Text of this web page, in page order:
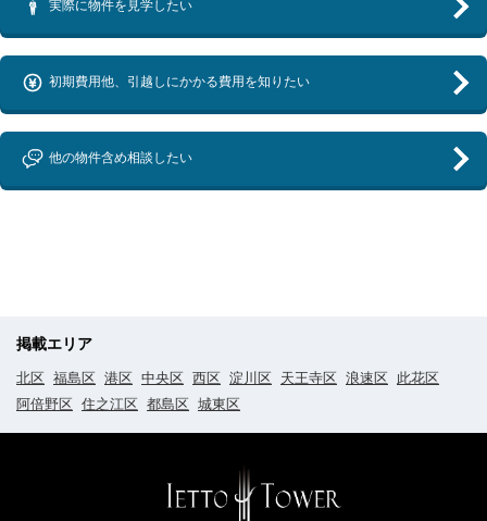
実際に物件を見学したい
初期費用他、引越しにかかる費用を知りたい
他の物件含め相談したい
掲載エリア
北区 福島区 港区 中央区 西区 淀川区 天王寺区 浪速区
此花区
阿倍野区 住之江区 都島区 城東区